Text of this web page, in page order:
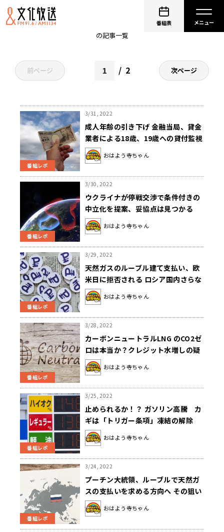
番組表
の記事一覧
前ページ 2 次ページ
番組レポ
3/31, 2022
成人年齢の引き下げ 金融当局、貸金
業者による18歳、19歳への貸付監視
を強化
おはよう寺ちゃん
番組レポ
3/30, 2022
ウクライナが停戦交渉で条件付きの
中立化を提案、妥協点は見つかる
か？
おはよう寺ちゃん
番組レポ
3/29, 2022
天然ガスのルーブル建て支払い、欧
米日に拒否される ロシア国内さらな
るインフレ懸念
おはよう寺ちゃん
番組レポ
3/28, 2022
カーボンニュートラルLNG のCO2ゼ
ロは本当か？クレジット水増しの疑
い
おはよう寺ちゃん
番組レポ
3/25, 2022
止められるか！？ ガソリン高騰 カ
ギは「トリガー条項」凍結の解除
おはよう寺ちゃん
番組レポ
3/24, 2022
プーチン大統領、ルーブルで天然ガ
スの支払いを求める方向へ その狙い
は？
おはよう寺ちゃん